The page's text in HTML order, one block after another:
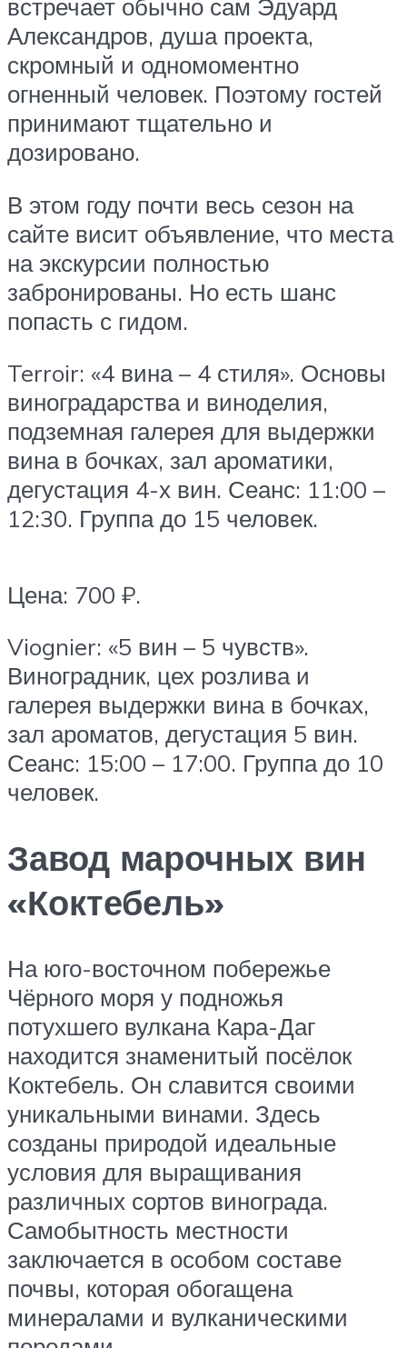
встречает обычно сам Эдуард
Александров, душа проекта,
скромный и одномоментно
огненный человек. Поэтому гостей
принимают тщательно и
дозировано.
В этом году почти весь сезон на
сайте висит объявление, что места
на экскурсии полностью
забронированы. Но есть шанс
попасть с гидом.
Terroir: «4 вина – 4 стиля». Основы
виноградарства и виноделия,
подземная галерея для выдержки
вина в бочках, зал ароматики,
дегустация 4-х вин. Сеанс: 11:00 –
12:30. Группа до 15 человек.
Цена: 700 ₽.
Viognier: «5 вин – 5 чувств».
Виноградник, цех розлива и
галерея выдержки вина в бочках,
зал ароматов, дегустация 5 вин.
Сеанс: 15:00 – 17:00. Группа до 10
человек.
Завод марочных вин
«Коктебель»
На юго-восточном побережье
Чёрного моря у подножья
потухшего вулкана Кара-Даг
находится знаменитый посёлок
Коктебель. Он славится своими
уникальными винами. Здесь
созданы природой идеальные
условия для выращивания
различных сортов винограда.
Самобытность местности
заключается в особом составе
почвы, которая обогащена
минералами и вулканическими